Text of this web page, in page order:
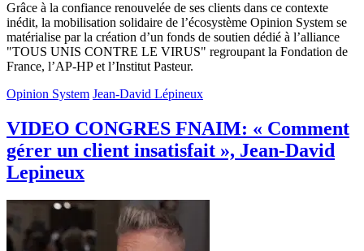
Grâce à la confiance renouvelée de ses clients dans ce contexte
inédit, la mobilisation solidaire de l’écosystème Opinion System se
matérialise par la création d’un fonds de soutien dédié à l’alliance
"TOUS UNIS CONTRE LE VIRUS" regroupant la Fondation de
France, l’AP-HP et l’Institut Pasteur.
Opinion System Jean-David Lépineux
VIDEO CONGRES FNAIM: « Comment
gérer un client insatisfait », Jean-David
Lepineux